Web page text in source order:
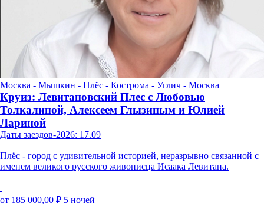
Москва - Мышкин - Плёс - Кострома - Углич - Москва
Круиз: Левитановский Плес с Любовью
Толкалиной, Алексеем Глызиным и Юлией
Лариной
Даты заездов-2026: 17.09
Плёс - город с удивительной историей, неразрывно связанной с
именем великого русского живописца Исаака Левитана.
от 185 000,00 ₽ 5 ночей